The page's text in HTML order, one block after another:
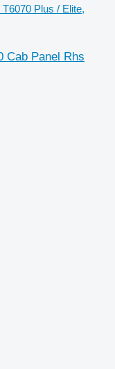
Plus / Elite,
Cab Panel Rhs